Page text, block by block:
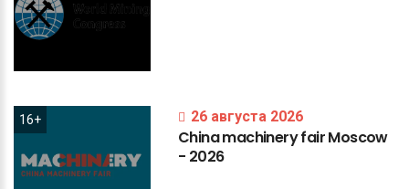
16+ 26 августа 2026
ChinamachineryfairMoscow
- 2026